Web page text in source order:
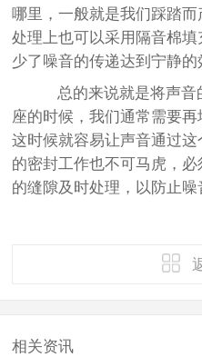
哪里，一般就是我们踩踏
处理上也可以采用隔音棉
少了噪音的传递达到宁静的
总的来说就是将声音
座的时候，我们通常需要
这时候就容易让声音通过
的密封工作也不可马虎，
的缝隙及时处理，以防止噪
相关资讯